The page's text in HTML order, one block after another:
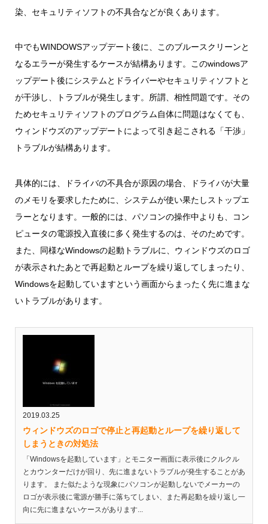
染、セキュリティソフトの不具合などが良くあります。
中でもWINDOWSアップデート後に、このブルースクリーンと
なるエラーが発生するケースが結構あります。このwindowsア
ップデート後にシステムとドライバーやセキュリティソフトと
が干渉し、トラブルが発生します。所謂、相性問題です。その
ためセキュリティソフトのプログラム自体に問題はなくても、
ウィンドウズのアップデートによって引き起こされる「干渉」
トラブルが結構あります。
具体的には、ドライバの不具合が原因の場合、ドライバが大量
のメモリを要求したために、システムが使い果たしストップエ
ラーとなります。一般的には、パソコンの操作中よりも、コン
ピュータの電源投入直後に多く発生するのは、そのためです。
また、同様なWindowsの起動トラブルに、ウィンドウズのロゴ
が表示されたあとで再起動とループを繰り返してしまったり、
Windowsを起動していますという画面からまったく先に進まな
いトラブルがあります。
2019.03.25
ウィンドウズのロゴで停止と再起動とループを繰り返して
しまうときの対処法
「Windowsを起動しています」とモニター画面に表示後にクルクル
とカウンターだけが回り、先に進まないトラブルが発生することがあ
ります。 また似たような現象にパソコンが起動しないでメーカーの
ロゴが表示後に電源が勝手に落ちてしまい、また再起動を繰り返し一
向に先に進まないケースがあります...